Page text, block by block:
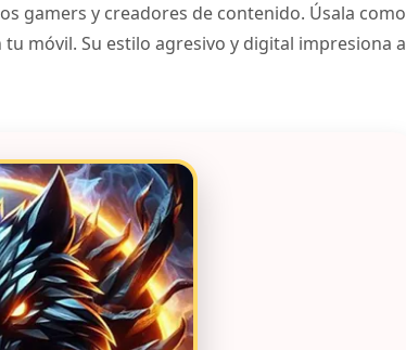
gamers y creadores de contenido. Úsala como
móvil. Su estilo agresivo y digital impresiona a